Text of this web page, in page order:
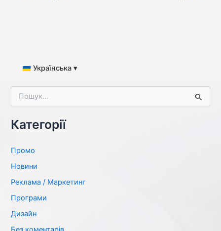
Українська ▾
а
т
:
Категорії
Промо
Новини
Реклама / Маркетинг
Програми
Дизайн